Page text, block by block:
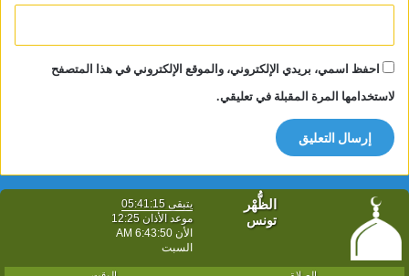
احفظ اسمي، بريدي الإلكتروني، والموقع الإلكتروني في هذا المتصفح
لاستخدامها المرة المقبلة في تعليقي.